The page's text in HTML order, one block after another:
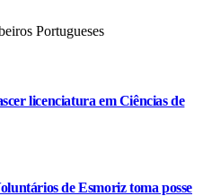
licenciatura em Ciências de
de Esmoriz toma posse